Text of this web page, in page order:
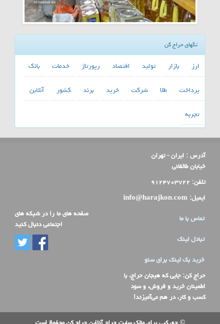
تگهای حراج کن
ارز بازار تولید اقتصاد رپورتاژ خدمات
بانك
پرداخت
طلا شركت خرید برند كشور
آنلاین
تجربه
آدرس : ایران - تهران
خیابان طالقانی
تلفن: ۹۱۲۴۷۰۳۷۲۲
ایمیل: info@harajkon.com
تماس با ما
تبادل لینک
خرید بک لینک برای سئو
حراج کن: جایی که هیجان حراج، با
اطمینان خرید و فروش، و سود
کسب و کار، در هم می‌آمیزند!
صفحه های ما را در شبکه های
اجتماعی دنبال کنید